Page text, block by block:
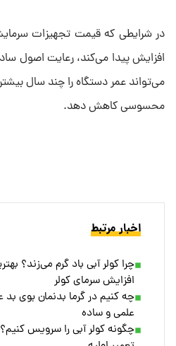
در شرایطی که قیمت تجهیزات
افزایش پیدا می‌کند، رعایت اصول
می‌تواند عمر دستگاه را چند سال
محسوسی کاهش دهد.
اخبار مرتبط
چرا کولر آبی باد گرم می‌زند؟
افزایش سرمای کولر
چه کنیم در گرما بدنمان بوی بد
علمی و ساده
چگونه کولر آبی را سرویس